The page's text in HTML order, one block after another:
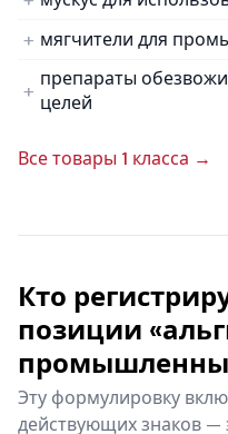
мягчители для
препараты
целей
Все товары 1 класса →
Кто
позиции
Эту формулировку
действующих знаков —